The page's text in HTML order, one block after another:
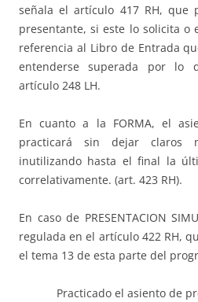
señala el artículo 417 RH, que
presentante, si este lo solicita o
referencia al Libro de Entrada
entenderse superada por lo
artículo 248 LH.
En cuanto a la FORMA, el
practicará sin dejar claros
inutilizando hasta el final la
correlativamente. (art. 423 RH).
En caso de PRESENTACION
regulada en el artículo 422 RH,
el tema 13 de esta parte del
Practicado el asiento de